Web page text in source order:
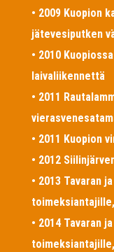
• 2009 Kuopion
jätevesiputken
• 2010
laivaliikennettä
• 2011
• 2011 Kuopion
• 2012
• 2013 Tavaran
• 2014 Tavaran